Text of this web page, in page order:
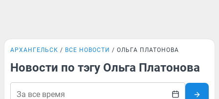
АРХАНГЕЛЬСК ВСЕ НОВОСТИ ОЛЬГА ПЛАТОНОВА
Новости по тэгу Ольга Платонова